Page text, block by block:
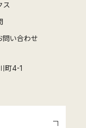
ス
問い合わせ
町4-1